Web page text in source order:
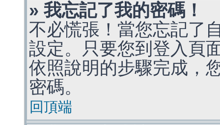
» 我忘記了我的密碼！
不必慌張！當您忘記了
設定。只要您到登入頁
依照說明的步驟完成，
密碼。
回頂端